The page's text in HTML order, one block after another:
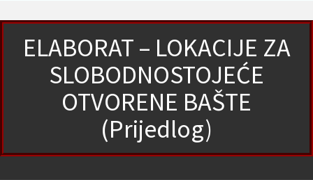
ELABORAT – LOKACIJE ZA
SLOBODNOSTOJEĆE
OTVORENE BAŠTE
(Prijedlog)